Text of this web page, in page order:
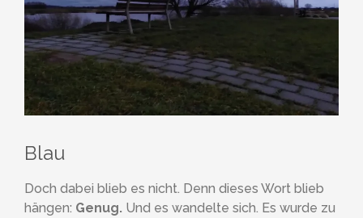
Blau
Doch dabei blieb es nicht. Denn dieses Wort blieb
hängen: Genug. Und es wandelte sich. Es wurde zu